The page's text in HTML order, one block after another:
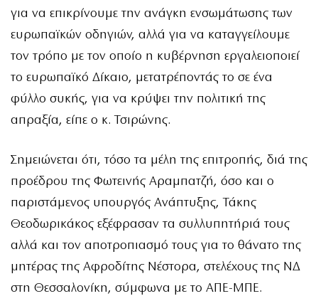
για να επικρίνουμε την ανάγκη ενσωμάτωσης των
ευρωπαϊκών οδηγιών, αλλά για να καταγγείλουμε
τον τρόπο με τον οποίο η κυβέρνηση εργαλειοποιεί
το ευρωπαϊκό Δίκαιο, μετατρέποντάς το σε ένα
φύλλο συκής, για να κρύψει την πολιτική της
απραξία, είπε ο κ. Τσιρώνης.
Σημειώνεται ότι, τόσο τα μέλη της επιτροπής, διά της
προέδρου της Φωτεινής Αραμπατζή, όσο και ο
παριστάμενος υπουργός Ανάπτυξης, Τάκης
Θεοδωρικάκος εξέφρασαν τα συλλυπητήριά τους
αλλά και τον αποτροπιασμό τους για το θάνατο της
μητέρας της Αφροδίτης Νέστορα, στελέχους της ΝΔ
στη Θεσσαλονίκη, σύμφωνα με το ΑΠΕ-ΜΠΕ.